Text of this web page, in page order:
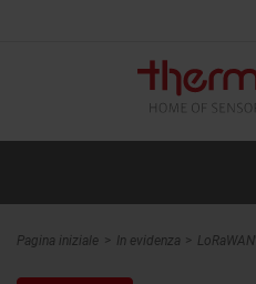
Pagina iniziale In evidenza LoRaWAN